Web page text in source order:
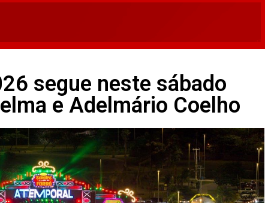
segue neste sábado
e Adelmário Coelho